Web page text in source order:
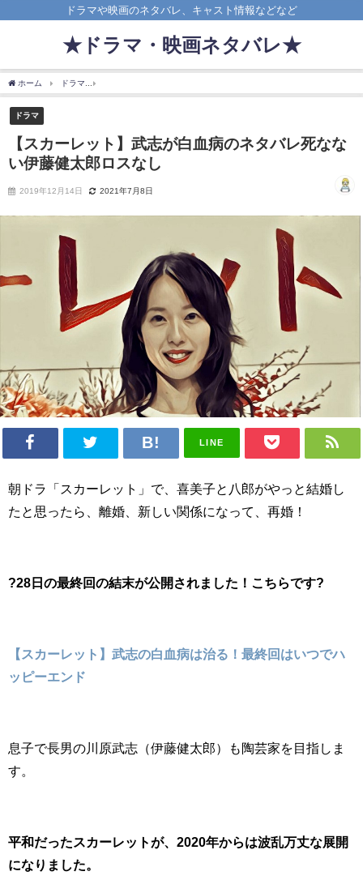
ドラマや映画のネタバレ、キャスト情報などなど
★ドラマ・映画ネタバレ★
ホーム ドラマ
ドラマ
【スカーレット】武志が白血病のネタバレ死なな
い伊藤健太郎ロスなし
2019年12月14日 2021年7月8日
LINE
朝ドラ「スカーレット」で、喜美子と八郎がやっと結婚し
たと思ったら、離婚、新しい関係になって、再婚！
?28日の最終回の結末が公開されました！こちらです?
【スカーレット】武志の白血病は治る！最終回はいつでハ
ッピーエンド
息子で長男の川原武志（伊藤健太郎）も陶芸家を目指しま
す。
平和だったスカーレットが、2020年からは波乱万丈な展開
になりました。